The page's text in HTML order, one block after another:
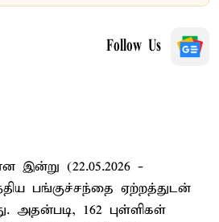
Follow Us
இன்று (22.05.2026 -
பங்குச்சந்தை ஏற்றத்துடன்
அதன்படி, 162 புள்ளிகள்